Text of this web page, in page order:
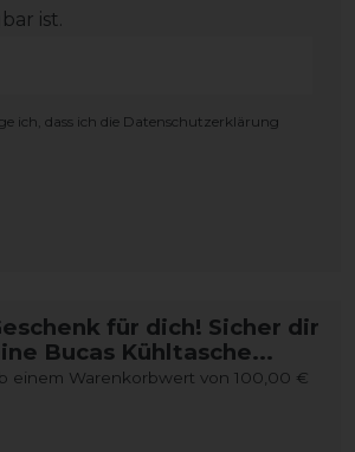
ist.
ich, dass ich die Daten­schutz­erklärung
für dich! Sicher dir
Bucas Kühltasche...
einem Warenkorbwert von 100,00 €